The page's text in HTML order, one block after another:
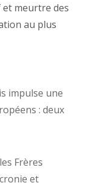
meurtre des
au plus
impulse une
: deux
Frères
et